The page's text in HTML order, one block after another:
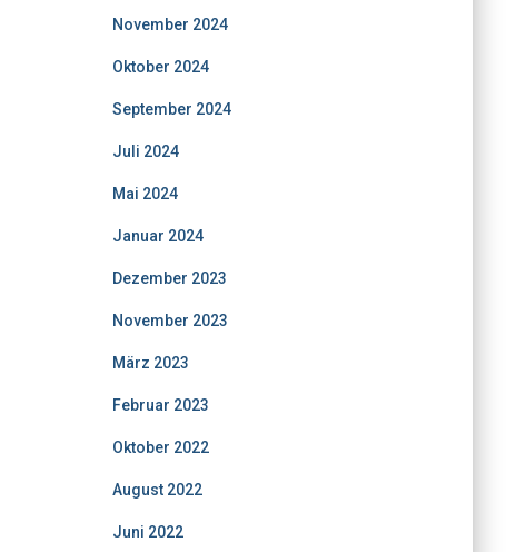
November 2024
Oktober 2024
September 2024
Juli 2024
Mai 2024
Januar 2024
Dezember 2023
November 2023
März 2023
Februar 2023
Oktober 2022
August 2022
Juni 2022